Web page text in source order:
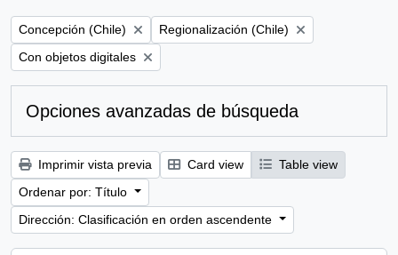
Remove filter:
Concepción (Chile) Remove filter:
Regionalización (Chile)
Remove filter:
Con objetos digitales
Opciones avanzadas de búsqueda
Imprimir vista previa Card view
Table view
Ordenar por: Título
Dirección: Clasificación en orden ascendente